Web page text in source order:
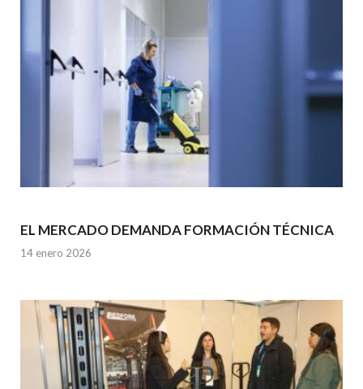
EL MERCADO DEMANDA FORMACIÓN TÉCNICA
14 enero 2026